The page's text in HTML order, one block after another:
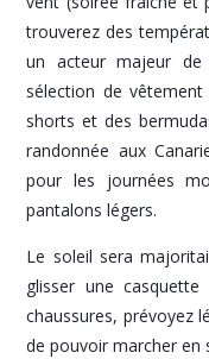
trouverez des
un acteur majeur de
sélection de
shorts et des
randonnée aux
pour les journées
pantalons légers.
Le soleil sera
glisser une
chaussures, prévoyez
de pouvoir marcher en